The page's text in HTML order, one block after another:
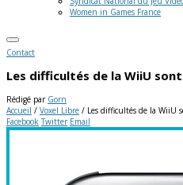
Women in Games France
Contact
Les difficultés de la WiiU
Rédigé par Gorn
Accueil / Voxel Libre / Les difficultés de la WiiU
Facebook Twitter Email